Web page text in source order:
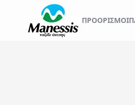
ΠΡΟΟΡΙΣΜΟΊ